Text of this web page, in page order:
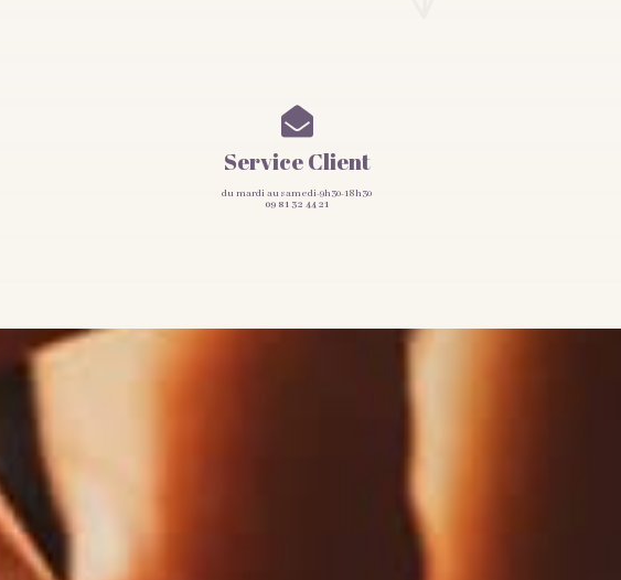

Service Client
du mardi au samedi-9h30-18h30
09 81 32 44 21